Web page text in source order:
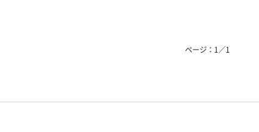
ページ： 1 ／1